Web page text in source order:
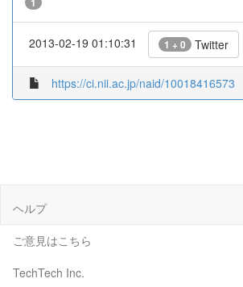
2013-02-19 01:10:31 1 + 0 Twitter
https://ci.nii.ac.jp/naid/10018416573
ヘルプ
ご意見はこちら
TechTech Inc.